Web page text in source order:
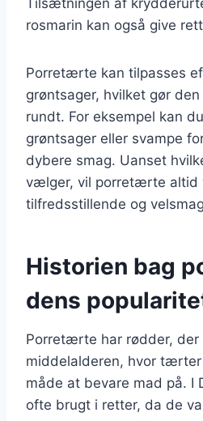
rosmarin kan også give
Porretærte kan tilpasses
grøntsager, hvilket gør
rundt. For eksempel kan
grøntsager eller svampe
dybere smag. Uanset
vælger, vil porretærte altid
tilfredsstillende og
Historien bag
dens
Porretærte har rødder, der
middelalderen, hvor
måde at bevare mad på. I
ofte brugt i retter, da de